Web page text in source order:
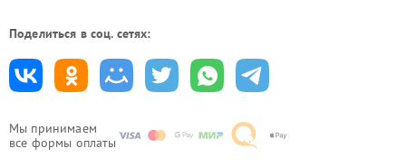
Мы принимаем
все формы оплаты
Поделиться в соц. сетях: